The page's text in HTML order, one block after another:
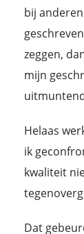
bij
zeggen,
mijn
Helaas
ik
kwaliteit
Dat